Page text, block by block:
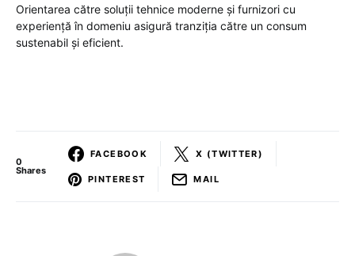
Orientarea către soluții tehnice moderne și furnizori cu
experiență în domeniu asigură tranziția către un consum
sustenabil și eficient.
0
Shares
FACEBOOK X (TWITTER)
PINTEREST MAIL